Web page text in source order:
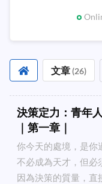
文章(26)
決策定力：青年
｜第一章｜
你今天的處境，是你
不必成為天才，但必
因為決策的質量，直